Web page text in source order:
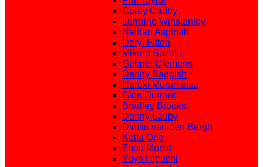
Corey Cadby
Lorraine Winstanley
Nathan Aspinall
Daryl Fitton
Mikuru Suzuki
Gabriel Clemens
Danny Baggish
Haruki Muramatsu
Glen Durrant
Bradley Brooks
Danny Lauby
Dimitri van den Bergh
Keita Ono
Zhou Momo
Yuya Higuchi